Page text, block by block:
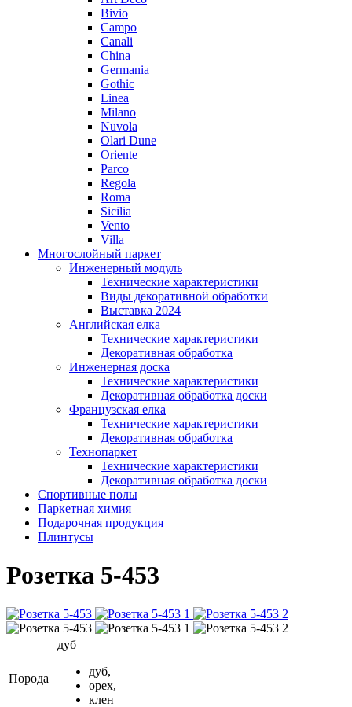
Bivio
Campo
Canali
China
Germania
Gothic
Linea
Milano
Nuvola
Olari Dune
Oriente
Parco
Regola
Roma
Sicilia
Vento
Villa
Многослойный паркет
Инженерный модуль
Технические характеристики
Виды декоративной обработки
Выставка 2024
Английская елка
Технические характеристики
Декоративная обработка
Инженерная доска
Технические характеристики
Декоративная обработка доски
Французская елка
Технические характеристики
Декоративная обработка
Технопаркет
Технические характеристики
Декоративная обработка доски
Спортивные полы
Паркетная химия
Подарочная продукция
Плинтусы
Розетка 5-453
Порода
дуб
дуб,
орех,
клен